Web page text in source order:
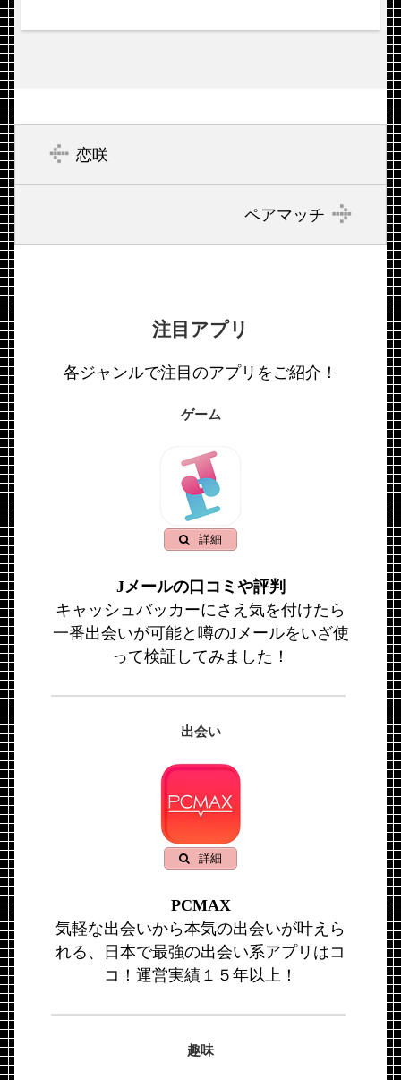
恋咲
ペアマッチ
注目アプリ
各ジャンルで注目のアプリをご紹介！
ゲーム
詳細
Jメールの口コミや評判
キャッシュバッカーにさえ気を付けたら
一番出会いが可能と噂のJメールをいざ使
って検証してみました！
出会い
詳細
PCMAX
気軽な出会いから本気の出会いが叶えら
れる、日本で最強の出会い系アプリはコ
コ！運営実績１５年以上！
趣味